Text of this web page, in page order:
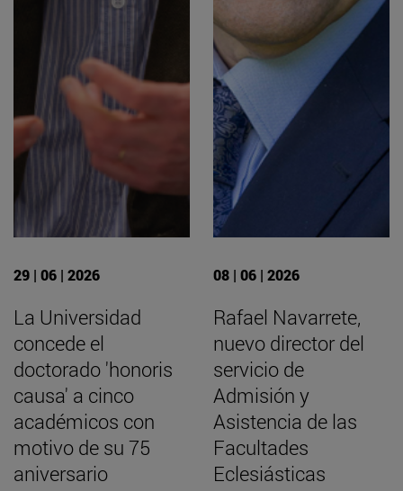
29 | 06 | 2026
La Universidad
concede el
doctorado 'honoris
causa' a cinco
académicos con
motivo de su 75
aniversario
08 | 06 | 2026
Rafael Navarrete,
nuevo director del
servicio de
Admisión y
Asistencia de las
Facultades
Eclesiásticas